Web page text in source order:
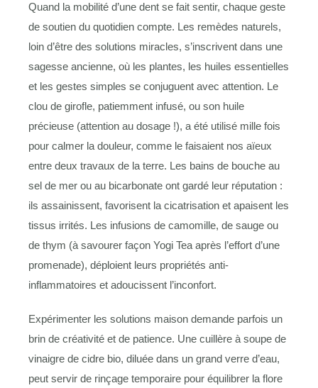
Quand la mobilité d’une dent se fait sentir, chaque geste
de soutien du quotidien compte. Les remèdes naturels,
loin d’être des solutions miracles, s’inscrivent dans une
sagesse ancienne, où les plantes, les huiles essentielles
et les gestes simples se conjuguent avec attention. Le
clou de girofle, patiemment infusé, ou son huile
précieuse (attention au dosage !), a été utilisé mille fois
pour calmer la douleur, comme le faisaient nos aïeux
entre deux travaux de la terre. Les bains de bouche au
sel de mer ou au bicarbonate ont gardé leur réputation :
ils assainissent, favorisent la cicatrisation et apaisent les
tissus irrités. Les infusions de camomille, de sauge ou
de thym (à savourer façon Yogi Tea après l’effort d’une
promenade), déploient leurs propriétés anti-
inflammatoires et adoucissent l’inconfort.
Expérimenter les solutions maison demande parfois un
brin de créativité et de patience. Une cuillère à soupe de
vinaigre de cidre bio, diluée dans un grand verre d’eau,
peut servir de rinçage temporaire pour équilibrer la flore